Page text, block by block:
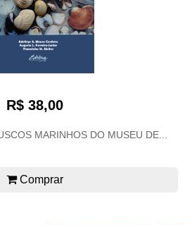
R$ 38,00
MARINHOS DO MUSEU DE...
Comprar